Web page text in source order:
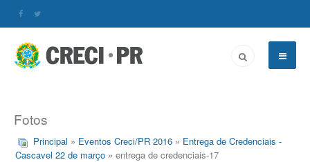
Fotos
Principal » Eventos Creci/PR 2016 » Entrega de Credenciais -
Cascavel 22 de março » entrega de credenciais-17